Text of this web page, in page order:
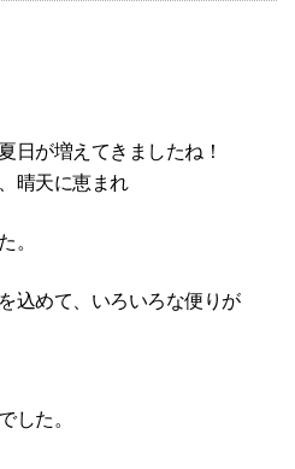
日が増えてきましたね！
晴天に恵まれ
。
込めて、いろいろな便りが
した。